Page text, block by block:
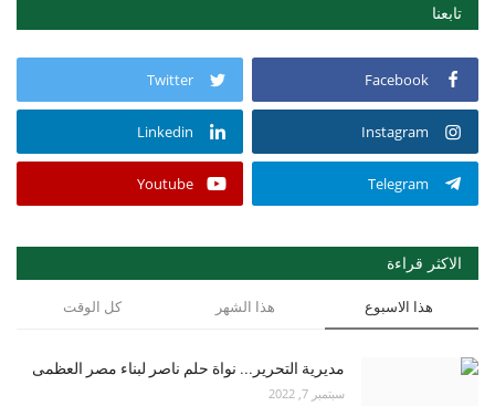
تابعنا
Facebook
Twitter
Instagram
Linkedin
Telegram
Youtube
الاكثر قراءة
هذا الاسبوع هذا الشهر كل الوقت
مديرية التحرير... نواة حلم ناصر لبناء مصر العظمى
سبتمبر 7, 2022